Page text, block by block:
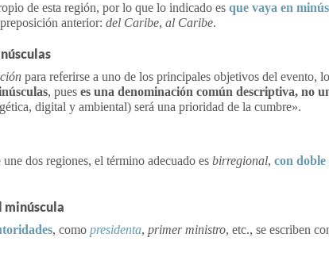
de esta región, por lo que lo indicado es que vaya en
anterior: del Caribe, al Caribe.
para referirse a uno de los principales objetivos del evento, lo
, pues es una denominación común descriptiva, no
digital y ambiental) será una prioridad de la cumbre».
dos regiones, el término adecuado es birregional, con doble
minúscula
, como presidenta, primer ministro, etc., se escriben